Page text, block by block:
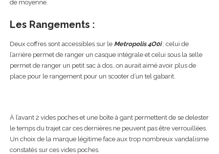
de moyenne.
Les Rangements :
Deux coffres sont accessibles sur le Metropolis 4O0i: celui de
l’arrière permet de ranger un casque intégrale et celui sous la selle
permet de ranger un petit sac à dos…on aurait aimé avoir plus de
place pour le rangement pour un scooter d’un tel gabarit.
À l’avant 2 vides poches et une boîte à gant permettent de se delester
le temps du trajet car ces dernières ne peuvent pas être verrouillées.
Un choix de la marque légitime face aux trop nombreux vandalisme
constatés sur ces vides poches.